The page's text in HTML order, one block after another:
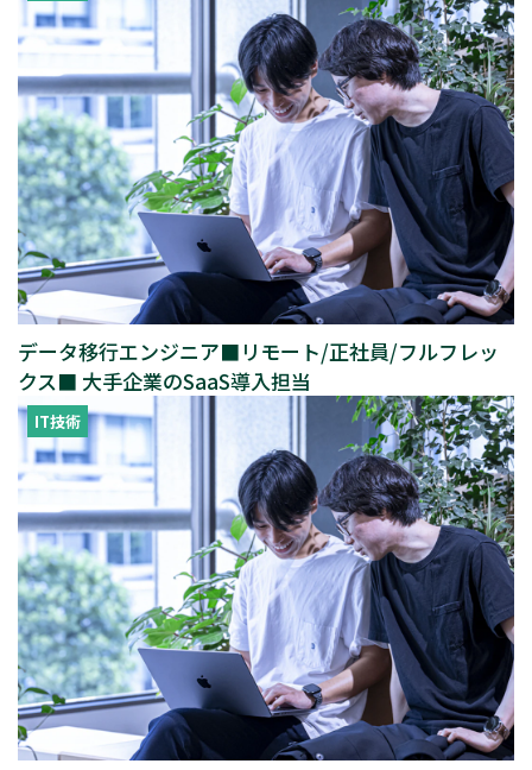
データ移行エンジニア■リモート/正社員/フルフレッ
クス■ 大手企業のSaaS導入担当
IT技術